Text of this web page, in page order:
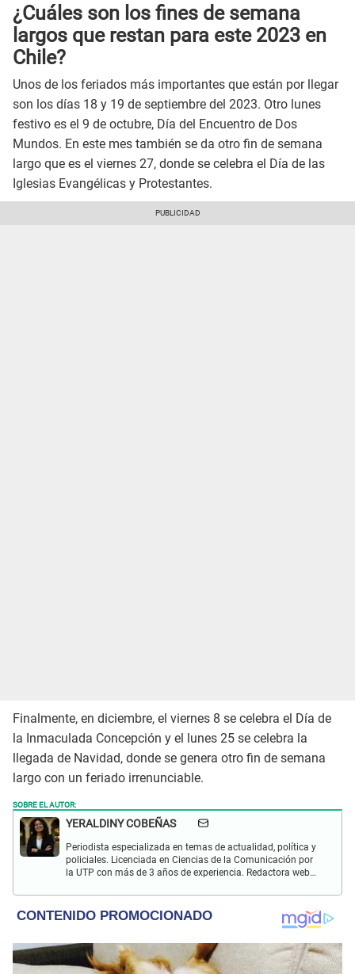
¿Cuáles son los fines de semana
largos que restan para este 2023 en
Chile?
Unos de los feriados más importantes que están por llegar
son los días 18 y 19 de septiembre del 2023. Otro lunes
festivo es el 9 de octubre, Día del Encuentro de Dos
Mundos. En este mes también se da otro fin de semana
largo que es el viernes 27, donde se celebra el Día de las
Iglesias Evangélicas y Protestantes.
Finalmente, en diciembre, el viernes 8 se celebra el Día de
la Inmaculada Concepción y el lunes 25 se celebra la
llegada de Navidad, donde se genera otro fin de semana
largo con un feriado irrenunciable.
SOBRE EL AUTOR:
YERALDINY COBEÑAS
Periodista especializada en temas de actualidad, política y
policiales. Licenciada en Ciencias de la Comunicación por
la UTP con más de 3 años de experiencia. Redactora web
en temas relacionados con misterios, películas y series
policiales.